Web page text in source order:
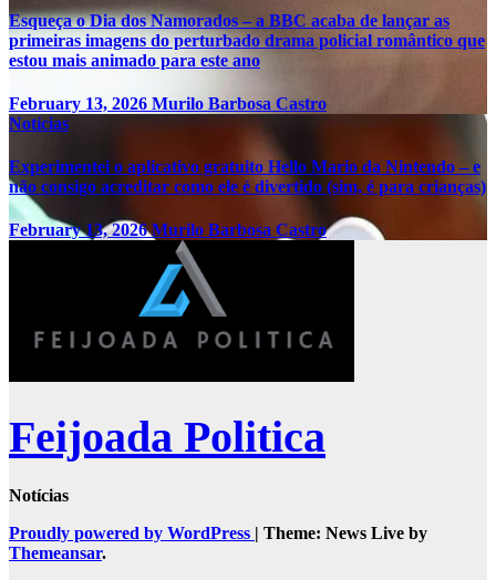
Esqueça o Dia dos Namorados – a BBC acaba de lançar as
primeiras imagens do perturbado drama policial romântico que
estou mais animado para este ano
February 13, 2026 Murilo Barbosa Castro
Notícias
Experimentei o aplicativo gratuito Hello Mario da Nintendo – e
não consigo acreditar como ele é divertido (sim, é para crianças)
February 13, 2026Murilo Barbosa Castro
Feijoada Politica
Notícias
Proudly powered by WordPress | Theme: News Live by
Themeansar.